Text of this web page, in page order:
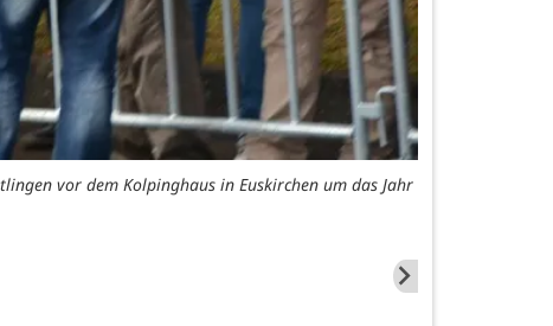
vor dem Kolpinghaus in Euskirchen um das Jahr